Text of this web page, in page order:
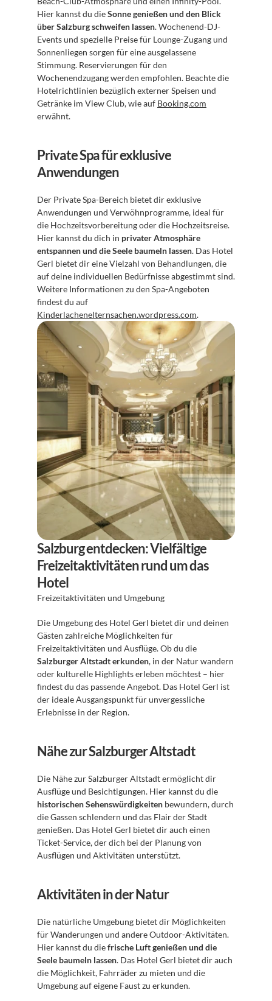
Hier kannst du die Sonne genießen und den Blick
über Salzburg schweifen lassen. Wochenend-DJ-
Events und spezielle Preise für Lounge-Zugang und
Sonnenliegen sorgen für eine ausgelassene
Stimmung. Reservierungen für den
Wochenendzugang werden empfohlen. Beachte die
Hotelrichtlinien bezüglich externer Speisen und
Getränke im View Club, wie auf Booking.com
erwähnt.
Private Spa für exklusive
Anwendungen
Der Private Spa-Bereich bietet dir exklusive
Anwendungen und Verwöhnprogramme, ideal für
die Hochzeitsvorbereitung oder die Hochzeitsreise.
Hier kannst du dich in privater Atmosphäre
entspannen und die Seele baumeln lassen. Das Hotel
Gerl bietet dir eine Vielzahl von Behandlungen, die
auf deine individuellen Bedürfnisse abgestimmt sind.
Weitere Informationen zu den Spa-Angeboten
Kinderlachenelternsachen.wordpress.com.
Salzburg entdecken: Vielfältige
Freizeitaktivitäten rund um das
Hotel
Freizeitaktivitäten und Umgebung
Die Umgebung des Hotel Gerl bietet dir und deinen
Gästen zahlreiche Möglichkeiten für
Salzburger Altstadt erkunden, in der Natur wandern
oder kulturelle Highlights erleben möchtest – hier
findest du das passende Angebot. Das Hotel Gerl ist
der ideale Ausgangspunkt für unvergessliche
Erlebnisse in der Region.
Nähe zur Salzburger Altstadt
Die Nähe zur Salzburger Altstadt ermöglicht dir
historischen Sehenswürdigkeiten bewundern, durch
die Gassen schlendern und das Flair der Stadt
genießen. Das Hotel Gerl bietet dir auch einen
Ticket-Service, der dich bei der Planung von
Ausflügen und Aktivitäten unterstützt.
Aktivitäten in der Natur
Die natürliche Umgebung bietet dir Möglichkeiten
für Wanderungen und andere Outdoor-Aktivitäten.
Hier kannst du die frische Luft genießen und die
Seele baumeln lassen. Das Hotel Gerl bietet dir auch
die Möglichkeit, Fahrräder zu mieten und die
Umgebung auf eigene Faust zu erkunden.